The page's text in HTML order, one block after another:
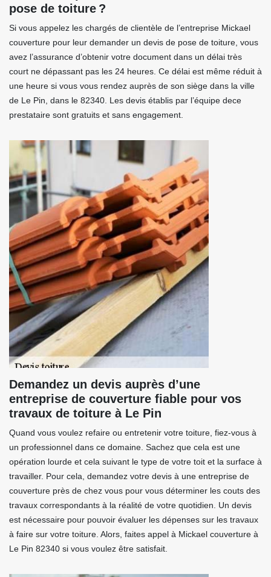
pose de toiture ?
Si vous appelez les chargés de clientèle de l’entreprise Mickael
couverture pour leur demander un devis de pose de toiture, vous
avez l’assurance d’obtenir votre document dans un délai très
court ne dépassant pas les 24 heures. Ce délai est même réduit à
une heure si vous vous rendez auprès de son siège dans la ville
de Le Pin, dans le 82340. Les devis établis par l’équipe dece
prestataire sont gratuits et sans engagement.
Demandez un devis auprès d’une
entreprise de couverture fiable pour vos
travaux de toiture à Le Pin
Quand vous voulez refaire ou entretenir votre toiture, fiez-vous à
un professionnel dans ce domaine. Sachez que cela est une
opération lourde et cela suivant le type de votre toit et la surface à
travailler. Pour cela, demandez votre devis à une entreprise de
couverture près de chez vous pour vous déterminer les couts des
travaux correspondants à la réalité de votre quotidien. Un devis
est nécessaire pour pouvoir évaluer les dépenses sur les travaux
à faire sur votre toiture. Alors, faites appel à Mickael couverture à
Le Pin 82340 si vous voulez être satisfait.